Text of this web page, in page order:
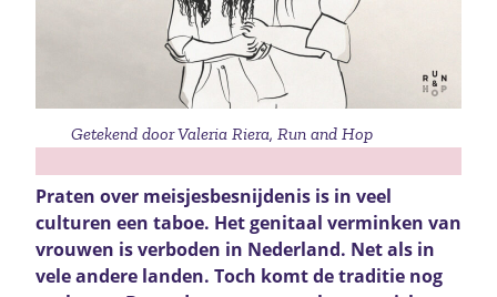
Getekend door Valeria Riera, Run and Hop
Praten over meisjesbesnijdenis is in veel
culturen een taboe. Het genitaal verminken van
vrouwen is verboden in Nederland. Net als in
vele andere landen. Toch komt de traditie nog